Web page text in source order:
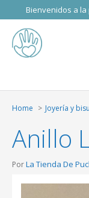
Bienvenidos a
Home Joyería y
Anillo
PorLa Tienda De